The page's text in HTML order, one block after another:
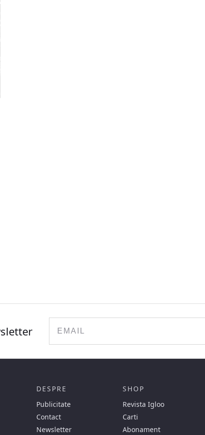
DESPRE
Publicitate
Contact
Newsletter
SHOP
Revista Igloo
Carti
Abonament